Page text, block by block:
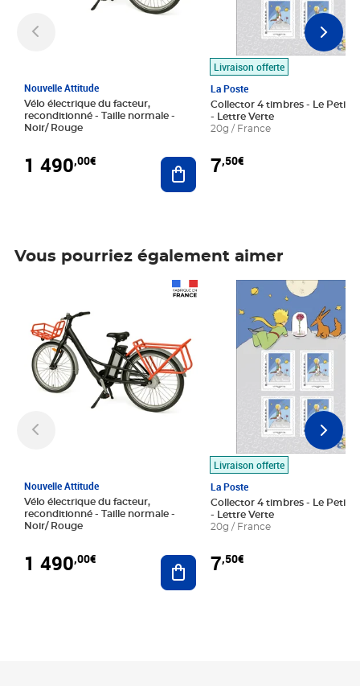
Nouvelle Attitude
Vélo électrique du facteur,
reconditionné - Taille normale -
Noir/ Rouge
1 490,00€ Ajouter au panier
Livraison offerte
La Poste
Collector 4 timbres - Le Petit
- Lettre Verte
20g / France
7,50€
Vous pourriez également aimer
Nouvelle Attitude
Vélo électrique du facteur,
reconditionné - Taille normale -
Noir/ Rouge
1 490,00€ Ajouter au panier
Livraison offerte
La Poste
Collector 4 timbres - Le Petit
- Lettre Verte
20g / France
7,50€
Prix 7,50€